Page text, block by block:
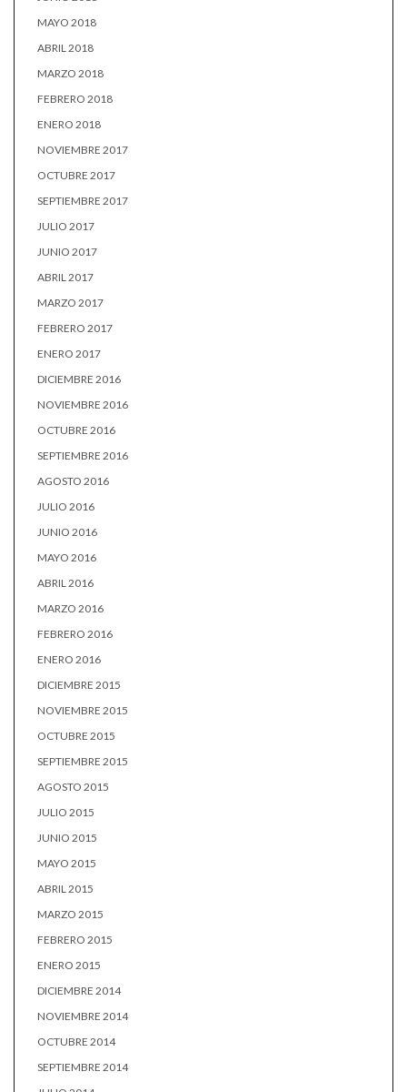
MAYO 2018
ABRIL 2018
MARZO 2018
FEBRERO 2018
ENERO 2018
NOVIEMBRE 2017
OCTUBRE 2017
SEPTIEMBRE 2017
JULIO 2017
JUNIO 2017
ABRIL 2017
MARZO 2017
FEBRERO 2017
ENERO 2017
DICIEMBRE 2016
NOVIEMBRE 2016
OCTUBRE 2016
SEPTIEMBRE 2016
AGOSTO 2016
JULIO 2016
JUNIO 2016
MAYO 2016
ABRIL 2016
MARZO 2016
FEBRERO 2016
ENERO 2016
DICIEMBRE 2015
NOVIEMBRE 2015
OCTUBRE 2015
SEPTIEMBRE 2015
AGOSTO 2015
JULIO 2015
JUNIO 2015
MAYO 2015
ABRIL 2015
MARZO 2015
FEBRERO 2015
ENERO 2015
DICIEMBRE 2014
NOVIEMBRE 2014
OCTUBRE 2014
SEPTIEMBRE 2014